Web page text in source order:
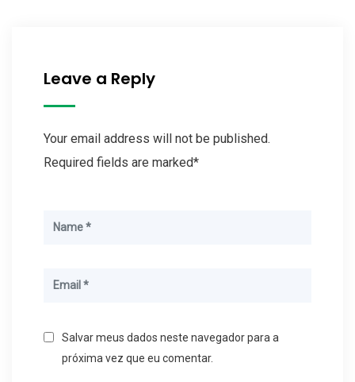
Leave a Reply
Your email address will not be published.
Required fields are marked*
Salvar meus dados neste navegador para a
próxima vez que eu comentar.